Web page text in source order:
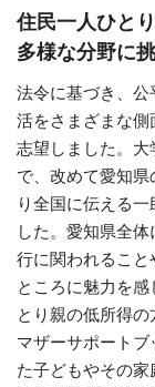
住民一人ひと
多様な分野に
法令に基づき、
活をさまざまな
志望しました。大
で、改めて愛知
り全国に伝える
した。愛知県全
行に関われること
ところに魅力を
とり親の低所得
マザーサポートブ
た子どもやその